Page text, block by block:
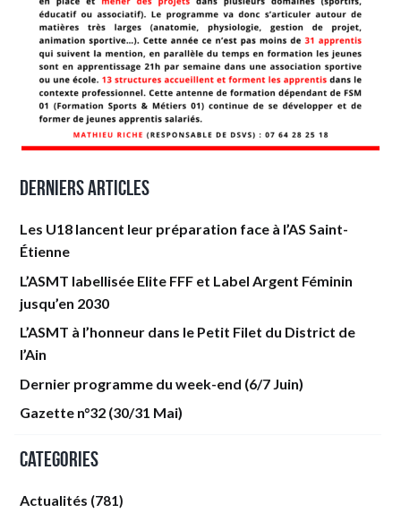
Derniers articles
Les U18 lancent leur préparation face à l’AS Saint-
Étienne
L’ASMT labellisée Elite FFF et Label Argent Féminin
jusqu’en 2030
L’ASMT à l’honneur dans le Petit Filet du District de
l’Ain
Dernier programme du week-end (6/7 Juin)
Gazette n°32 (30/31 Mai)
Categories
Actualités (781)